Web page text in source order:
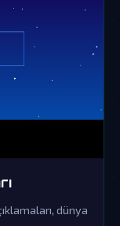
dünya